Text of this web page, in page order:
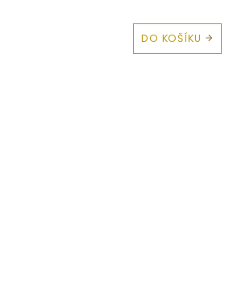
DO KOŠÍKU